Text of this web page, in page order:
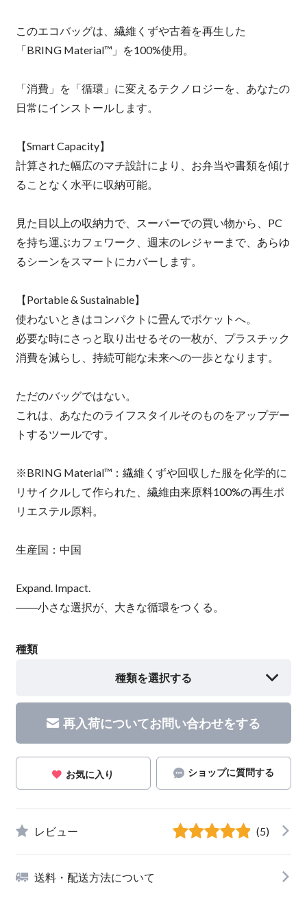
このエコバッグは、繊維くずや古着を再生した
「BRING Material™」を100%使用。
「消費」を「循環」に変えるテクノロジーを、あなたの
日常にインストールします。
【Smart Capacity】
計算された幅広のマチ設計により、お弁当や書類を傾け
ることなく水平に収納可能。
見た目以上の収納力で、スーパーでの買い物から、PC
を持ち運ぶカフェワーク、週末のレジャーまで、あらゆ
るシーンをスマートにカバーします。
【Portable & Sustainable】
使わないときはコンパクトに畳んでポケットへ。
必要な時にさっと取り出せるその一枚が、プラスチック
消費を減らし、持続可能な未来への一歩となります。
ただのバッグではない。
これは、あなたのライフスタイルそのものをアップデー
トするツールです。
※BRING Material™：繊維くずや回収した服を化学的に
リサイクルして作られた、繊維由来原料100%の再生ポ
リエステル原料。
生産国：中国
Expand. Impact.
――小さな選択が、大きな循環をつくる。
種類
種類を選択する
再入荷についてお問い合わせをする
お気に入り ショップに質問する
レビュー (5)
送料・配送方法について